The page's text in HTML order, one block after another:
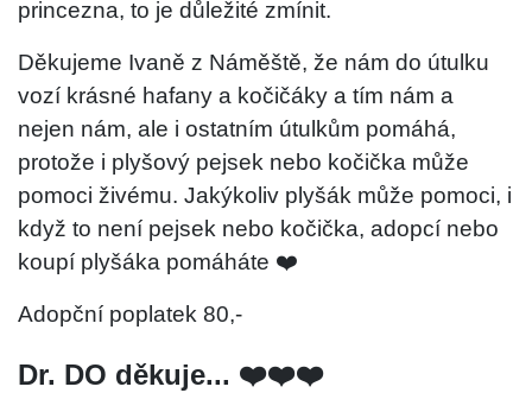
princezna, to je důležité zmínit.
Děkujeme Ivaně z Náměště, že nám do útulku
vozí krásné hafany a kočičáky a tím nám a
nejen nám, ale i ostatním útulkům pomáhá,
protože i plyšový pejsek nebo kočička může
pomoci živému. Jakýkoliv plyšák může pomoci, i
když to není pejsek nebo kočička, adopcí nebo
koupí plyšáka pomáháte ❤️
Adopční poplatek 80,-
Dr. DO děkuje... ❤️❤️❤️